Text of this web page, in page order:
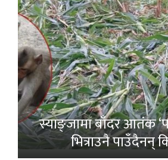
स्याङ्जामा बाँदर आतंक
भित्राउनै पाउँदैनन्